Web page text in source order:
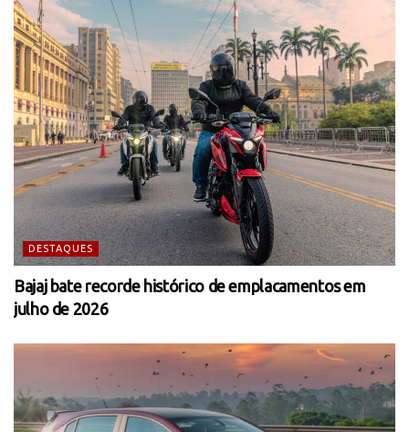
DESTAQUES
Bajaj bate recorde histórico de emplacamentos em
julho de 2026